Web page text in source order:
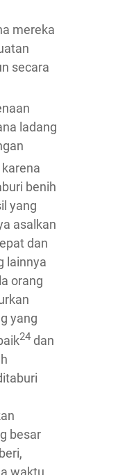
mereka
secara
ladang
benih
yang
asalkan
dan
lainnya
orang
yang
24 dan
besar
waktu